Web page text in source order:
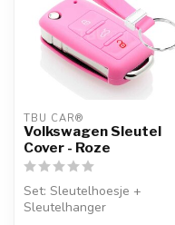
TBU CAR®
Volkswagen Sleutel
Cover - Roze
Set: Sleutelhoesje +
Sleutelhanger